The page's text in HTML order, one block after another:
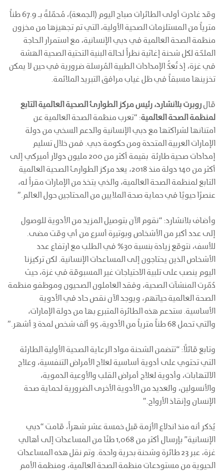
وقد غادرت أولى الطائرات صباح اليوم (الجمعة)، مُحمّلةً بـ 67.9 طناً
مترياً من المستلزمات الصحية الأولية، التي تم تجهيزها من مخزون
منظمة الصحة العالمية في دبي الإنسانية، مع استمرار الحاجة
الملحّة لكل شحنة إغاثية نظراً لحالة البنية التحتية الصحية الهشة
في غزة، إذ تُعدُّ الإمدادات الطبية المُرسلة ضرورية في حين لا يمكن
تخزينها مسبقاً في ظل غياب مرافق التبريد الملائمة.
قالروبرت بلانشارد، رئيس مركز الطوارئ الصحية العالمية التابع
لمنظمة الصحة العالمية: “تعرب منظمة الصحة العالمية عن
امتنانها لشراكتها مع دبي الإنسانية والدعم السخي من دولة
الإمارات العربية المتحدة ومن حكومة دبي. فمن خلال تسليم
إمدادات صحية طارئة بقيمة أكثر من 200 مليون دولار أميركي إلى
أكثر من 140 دولة منذ 2018، يعد مركز الطوارئ الصحية العالمية
التابع لمنظمة الصحة العالمية، والذي يتخذ من الإمارات مقراً له،
عنصرًا حيويًا في حماية صحة الملايين من المحتاجين حول العالم.”
وأضاف بلانشارد: “نقوم الآن بتوصيل المزيد من الأدوية للوصول
إلى عدد أكبر من الأشخاص وبوتيرة أسرع من أي وقت مضى.
للأسف، نتوقع زيادة بنسبة 30% في الطلب مع ارتفاع عدد
الأشخاص الذين يحتاجون إلى المساعدات الإنسانية. لكن تركيزنا
اليوم ينصب على تلبية الاحتياجات غير المسبوقة في غزة، حيث
دُمّرت المنشآت الصحية، وفقد العاملون الصحيون وموظفو منظمة
الصحة العالمية حياتهم، ويوجد الآن نقص حاد في الأدوية
الأساسية. ستدعم هذه الطائرة المتبرع بها من دولة الإمارات،
والتي تحمل 68 طناً مترياً من الأدوية، 95 ألف شخص لمدة 3 أشهر.”
وتابع قائلاً: “تتضمن الشحنة مواد الرعاية الصحية الأولية الطارئة
التي تحتوي على أدوية أساسية لعلاج الأمراض التنفسية، وعلاج
الالتهابات، وأدوية لعلاج أمراض القلب والأوعية الدموية،
والأنسولين، والعديد من الأدوية الأخرى الضرورية لحماية صحة
الإنسان وإنقاذ الأرواح.”
يُذكر أنه منذ اندلاع الأزمة قبل خمسة عشر شهراً، قامت “دبي
الإنسانية” بإرسال أكثر من 1,068 طنًا من المساعدات إلى أهالي
غزة، عبر 23 طائرة وشحنة بحرية واحدة. وتم نقل هذه المساعدات
الحيوية من مستودعات منظمة الصحة العالمية، ومنظمة الأمم